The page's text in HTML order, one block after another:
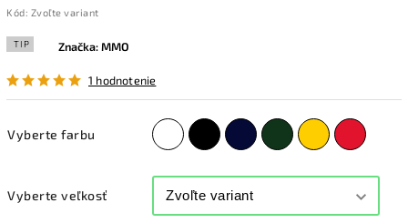
Kód: Zvoľte variant
TIP
1 hodnotenie
Značka:MMO
Vyberte farbu
Vyberte veľkosť